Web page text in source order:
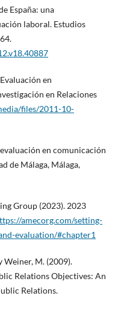
España: una
laboral. Estudios
en
en Relaciones
files/2011-10-
en comunicación
de Málaga, Málaga,
Group (2023). 2023
amecorg.com/setting-
evaluation/#chapter1
Weiner, M. (2009).
Relations Objectives: An
Relations.